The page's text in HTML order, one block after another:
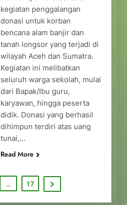
kegiatan penggalangan
donasi untuk korban
bencana alam banjir dan
tanah longsor yang terjadi di
wilayah Aceh dan Sumatra.
Kegiatan ini melibatkan
seluruh warga sekolah, mulai
dari Bapak/Ibu guru,
karyawan, hingga peserta
didik. Donasi yang berhasil
dihimpun terdiri atas uang
tunai,…
Read More
… 17